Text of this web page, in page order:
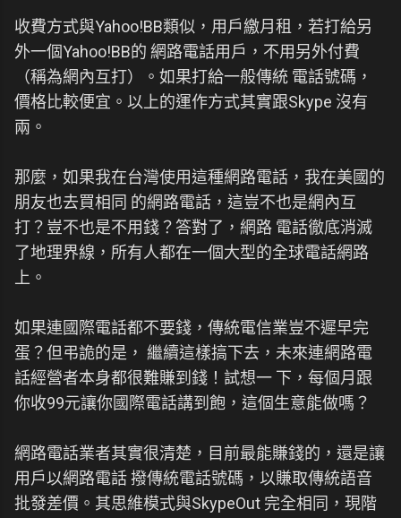
收費方式與Yahoo!BB類似，用戶繳月租，若打給另
外一個Yahoo!BB的 網路電話用戶，不用另外付費
（稱為網內互打）。如果打給一般傳統 電話號碼，
價格比較便宜。以上的運作方式其實跟Skype 沒有
兩。
那麼，如果我在台灣使用這種網路電話，我在美國的
朋友也去買相同 的網路電話，這豈不也是網內互
打？豈不也是不用錢？答對了，網路 電話徹底消滅
了地理界線，所有人都在一個大型的全球電話網路
上。
如果連國際電話都不要錢，傳統電信業豈不遲早完
蛋？但弔詭的是， 繼續這樣搞下去，未來連網路電
話經營者本身都很難賺到錢！試想一 下，每個月跟
你收99元讓你國際電話講到飽，這個生意能做嗎？
網路電話業者其實很清楚，目前最能賺錢的，還是讓
用戶以網路電話 撥傳統電話號碼，以賺取傳統語音
批發差價。其思維模式與SkypeOut 完全相同，現階